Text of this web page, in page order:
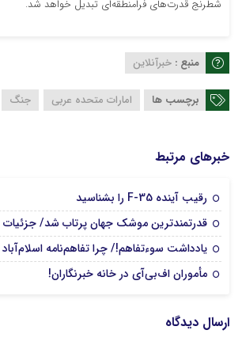
شطرنج قدرت‌های فرامنطقه‌ای تبدیل خواهد شد.
منبع : خبرآنلاین
برچسب ها امارات متحده عربی جنگ
خبرهای مرتبط
رقیب آینده F-35 را بشناسید
قدرتمندترین موشک جهان پرتاب شد/ جزئیات
یادداشت سوءتفاهم!/ چرا تفاهم‌نامه
مأموران اف‌بی‌آی در خانه خبرنگاران!
ارسال دیدگاه